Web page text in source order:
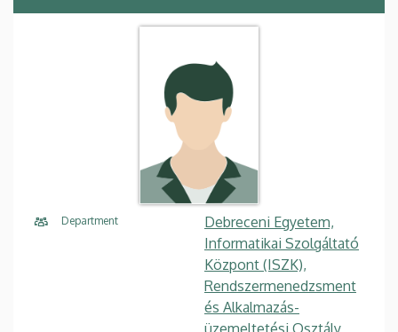
Department
Debreceni Egyetem,
Informatikai Szolgáltató
Központ (ISZK),
Rendszermenedzsment
és Alkalmazás-
üzemeltetési Osztály